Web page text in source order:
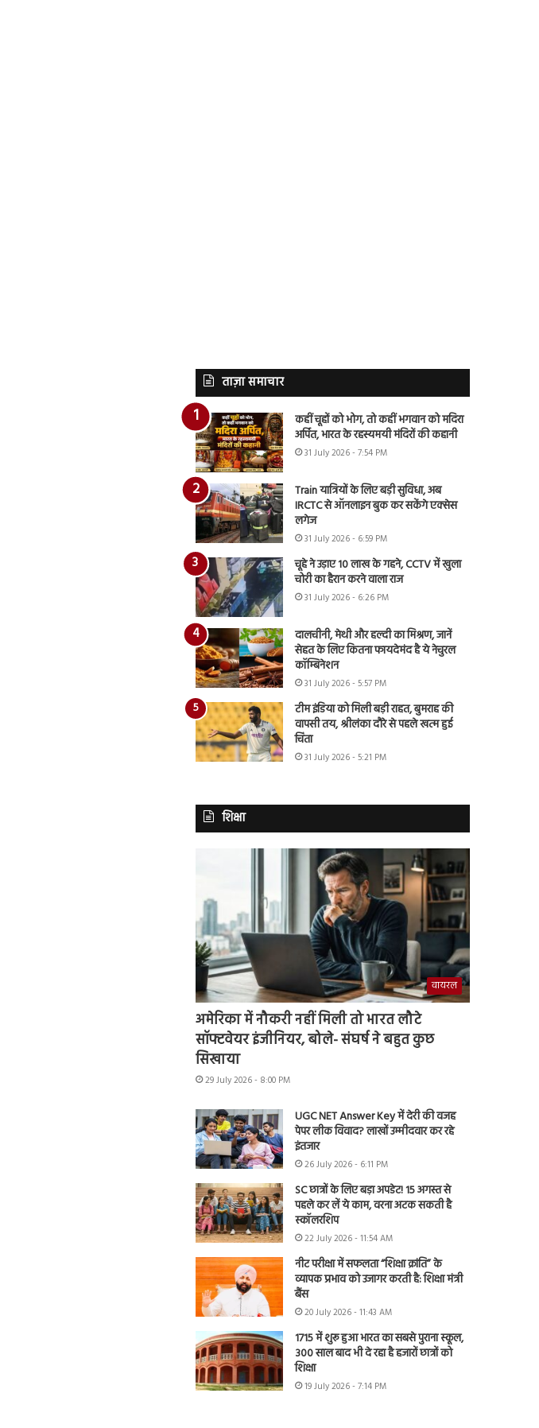
ताज़ा समाचार
कहीं चूहों को भोग, तो कहीं भगवान को मदिरा
अर्पित, भारत के रहस्यमयी मंदिरों की कहानी
31 July 2026 - 7:54 PM
Train यात्रियों के लिए बड़ी सुविधा, अब
IRCTC से ऑनलाइन बुक कर सकेंगे एक्सेस
लगेज
31 July 2026 - 6:59 PM
चूहे ने उड़ाए 10 लाख के गहने, CCTV में खुला
चोरी का हैरान करने वाला राज
31 July 2026 - 6:26 PM
दालचीनी, मेथी और हल्दी का मिश्रण, जानें
सेहत के लिए कितना फायदेमंद है ये नेचुरल
कॉम्बिनेशन
31 July 2026 - 5:57 PM
टीम इंडिया को मिली बड़ी राहत, बुमराह की
वापसी तय, श्रीलंका दौरे से पहले खत्म हुई
चिंता
31 July 2026 - 5:21 PM
शिक्षा
वायरल
अमेरिका में नौकरी नहीं मिली तो भारत लौटे
सॉफ्टवेयर इंजीनियर, बोले- संघर्ष ने बहुत कुछ
सिखाया
29 July 2026 - 8:00 PM
UGC NET Answer Key में देरी की वजह
पेपर लीक विवाद? लाखों उम्मीदवार कर रहे
इंतजार
26 July 2026 - 6:11 PM
SC छात्रों के लिए बड़ा अपडेट! 15 अगस्त से
पहले कर लें ये काम, वरना अटक सकती है
स्कॉलरशिप
22 July 2026 - 11:54 AM
नीट परीक्षा में सफलता “शिक्षा क्रांति” के
व्यापक प्रभाव को उजागर करती है: शिक्षा मंत्री
बैंस
20 July 2026 - 11:43 AM
1715 में शुरू हुआ भारत का सबसे पुराना स्कूल,
300 साल बाद भी दे रहा है हजारों छात्रों को
शिक्षा
19 July 2026 - 7:14 PM